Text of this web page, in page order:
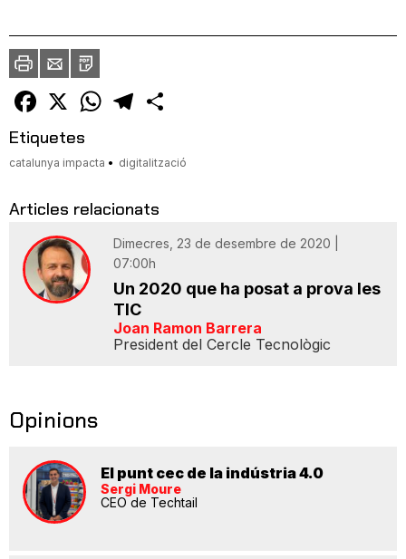
ImprimirEnvia
un
amic
PDF
Facebook
X WhatsAppTelegram
Etiquetes
catalunya impacta digitalització
Articles relacionats
Dimecres, 23 de desembre de 2020 |
07:00h
Un 2020 que ha posat a prova les
TIC
Joan Ramon Barrera
President del Cercle Tecnològic
Opinions
El punt cec de la indústria 4.0
Sergi Moure
CEO de Techtail